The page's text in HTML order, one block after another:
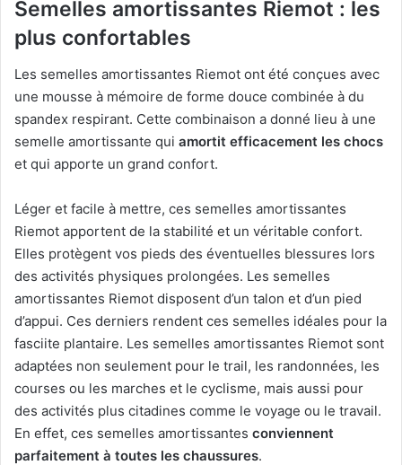
Semelles amortissantes Riemot : les
plus confortables
Les semelles amortissantes Riemot ont été conçues avec
une mousse à mémoire de forme douce combinée à du
spandex respirant. Cette combinaison a donné lieu à une
semelle amortissante qui amortit efficacement les chocs
et qui apporte un grand confort.
Léger et facile à mettre, ces semelles amortissantes
Riemot apportent de la stabilité et un véritable confort.
Elles protègent vos pieds des éventuelles blessures lors
des activités physiques prolongées. Les semelles
amortissantes Riemot disposent d’un talon et d’un pied
d’appui. Ces derniers rendent ces semelles idéales pour la
fasciite plantaire. Les semelles amortissantes Riemot sont
adaptées non seulement pour le trail, les randonnées, les
courses ou les marches et le cyclisme, mais aussi pour
des activités plus citadines comme le voyage ou le travail.
En effet, ces semelles amortissantes conviennent
parfaitement à toutes les chaussures.